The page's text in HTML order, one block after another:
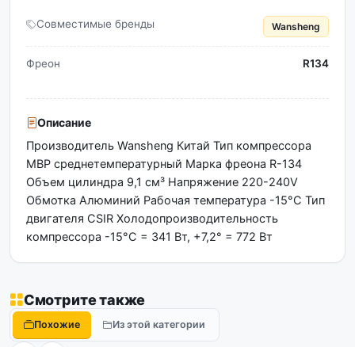
Совместимые бренды Wansheng
Фреон R134
Описание
Производитель Wansheng Китай Тип компрессора
МBP среднетемпературный Марка фреона R-134
Объем цилиндра 9,1 см³ Напряжение 220-240V
Обмотка Алюминий Рабочая температура -15°С Тип
двигателя CSIR Холодопроизводительность
компрессора -15°С = 341 Вт, +7,2° = 772 Вт
Смотрите также
Похожие Из этой категории